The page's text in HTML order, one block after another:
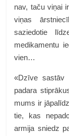
nav, taču viņai
viņas
saziedotie
medikamentu
vien…
«Dzīve sastāv
padara
mums ir
tie, kas
armija sniedz